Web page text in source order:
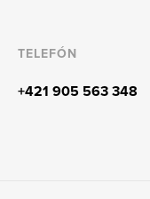
TELEFÓN
+421 905 563 348